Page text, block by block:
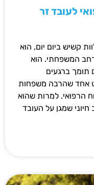
לעובד זר
קשיש ביום יום, הוא
המשפחתי. הוא
תומך ברגעים
אחד שהרבה משפחות
הרפואי. למרות שהוא
שמגן על העובד